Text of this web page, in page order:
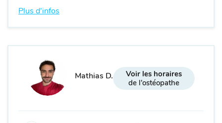
Plus d'infos
Mathias D.
Voir les horaires
de l'ostéopathe